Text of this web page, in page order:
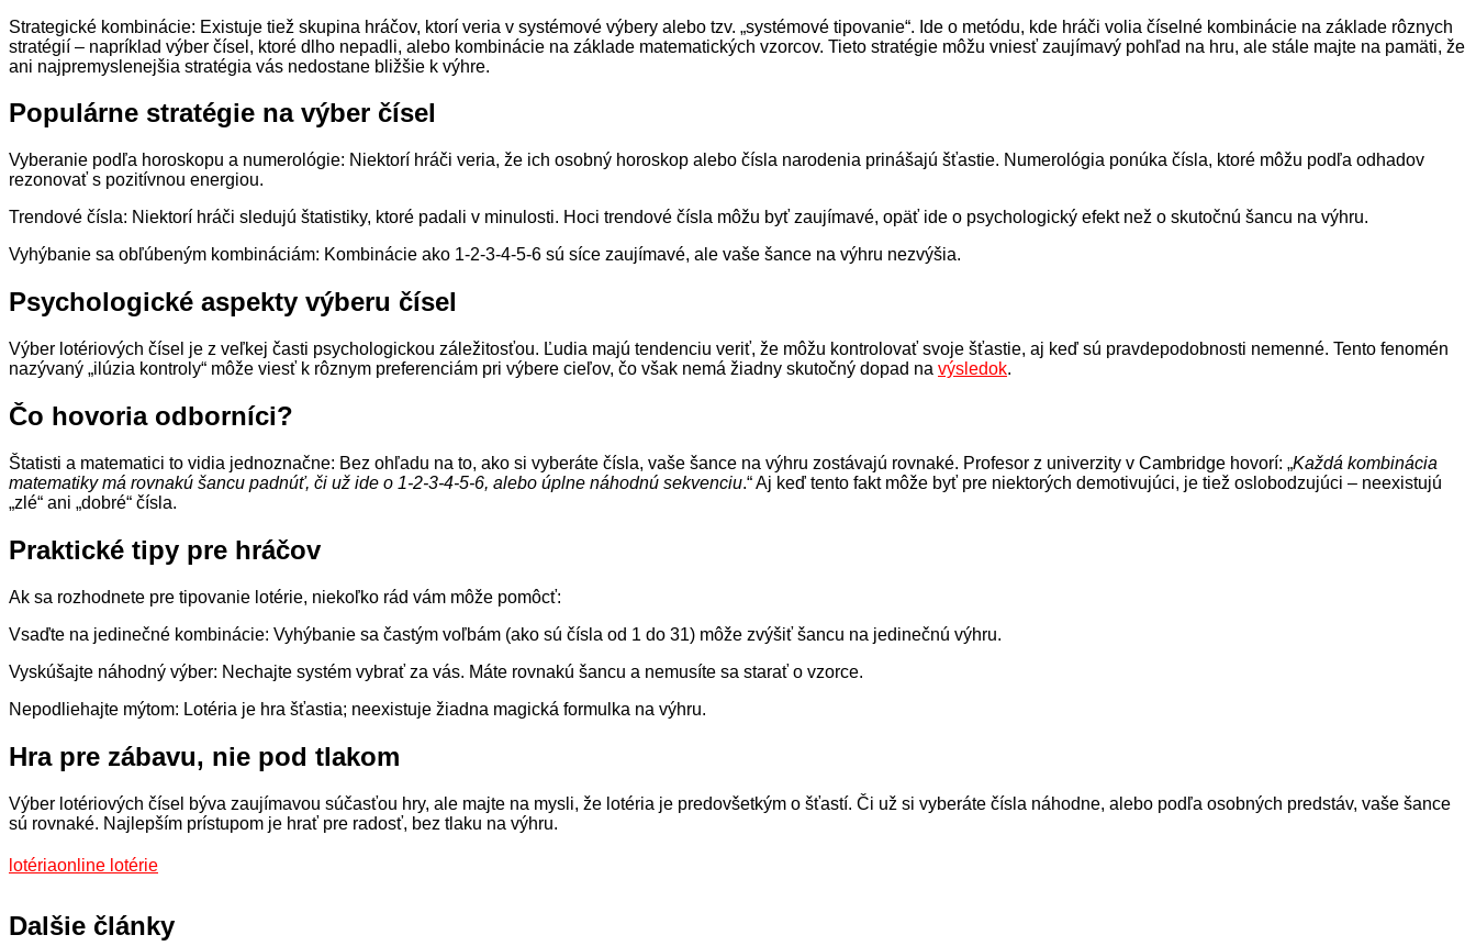
Strategické kombinácie: Existuje tiež skupina hráčov, ktorí veria v systémové výbery alebo tzv. „systémové tipovanie“. Ide o metódu, kde hráči volia číselné kombinácie na základe rôznych
stratégií – napríklad výber čísel, ktoré dlho nepadli, alebo kombinácie na základe matematických vzorcov. Tieto stratégie môžu vniesť zaujímavý pohľad na hru, ale stále majte na pamäti, že
ani najpremyslenejšia stratégia vás nedostane bližšie k výhre.
Populárne stratégie na výber čísel
Vyberanie podľa horoskopu a numerológie: Niektorí hráči veria, že ich osobný horoskop alebo čísla narodenia prinášajú šťastie. Numerológia ponúka čísla, ktoré môžu podľa odhadov
rezonovať s pozitívnou energiou.
Trendové čísla: Niektorí hráči sledujú štatistiky, ktoré padali v minulosti. Hoci trendové čísla môžu byť zaujímavé, opäť ide o psychologický efekt než o skutočnú šancu na výhru.
Vyhýbanie sa obľúbeným kombináciám: Kombinácie ako 1-2-3-4-5-6 sú síce zaujímavé, ale vaše šance na výhru nezvýšia.
Psychologické aspekty výberu čísel
Výber lotériových čísel je z veľkej časti psychologickou záležitosťou. Ľudia majú tendenciu veriť, že môžu kontrolovať svoje šťastie, aj keď sú pravdepodobnosti nemenné. Tento fenomén
nazývaný „ilúzia kontroly“ môže viesť k rôznym preferenciám pri výbere cieľov, čo však nemá žiadny skutočný dopad na výsledok.
Čo hovoria odborníci?
Štatisti a matematici to vidia jednoznačne: Bez ohľadu na to, ako si vyberáte čísla, vaše šance na výhru zostávajú rovnaké. Profesor z univerzity v Cambridge hovorí: „Každá kombinácia
matematiky má rovnakú šancu padnúť, či už ide o 1-2-3-4-5-6, alebo úplne náhodnú sekvenciu.“ Aj keď tento fakt môže byť pre niektorých demotivujúci, je tiež oslobodzujúci – neexistujú
„zlé“ ani „dobré“ čísla.
Praktické tipy pre hráčov
Ak sa rozhodnete pre tipovanie lotérie, niekoľko rád vám môže pomôcť:
Vsaďte na jedinečné kombinácie: Vyhýbanie sa častým voľbám (ako sú čísla od 1 do 31) môže zvýšiť šancu na jedinečnú výhru.
Vyskúšajte náhodný výber: Nechajte systém vybrať za vás. Máte rovnakú šancu a nemusíte sa starať o vzorce.
Nepodliehajte mýtom: Lotéria je hra šťastia; neexistuje žiadna magická formulka na výhru.
Hra pre zábavu, nie pod tlakom
Výber lotériových čísel býva zaujímavou súčasťou hry, ale majte na mysli, že lotéria je predovšetkým o šťastí. Či už si vyberáte čísla náhodne, alebo podľa osobných predstáv, vaše šance
sú rovnaké. Najlepším prístupom je hrať pre radosť, bez tlaku na výhru.
lotériaonline lotérie
Dalšie články